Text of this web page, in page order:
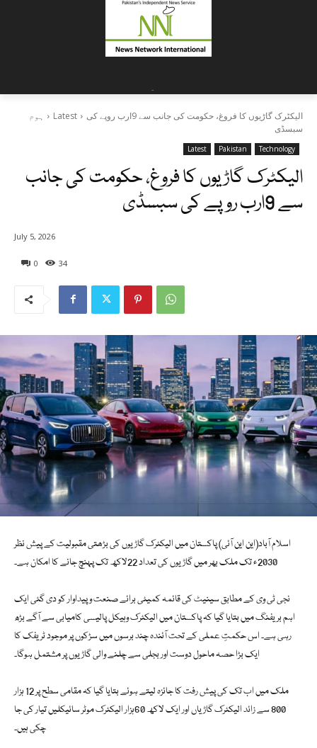
-
ہوم Latest
الیکٹرک گاڑیوں کا فروغ، حکومت کی جانب سے 9ارب روپے کی
سبسڈی
Latest Pakistan Technology
الیکٹرک گاڑیوں کا فروغ، حکومت کی جانب
سے 9ارب روپے کی سبسڈی
0 34
July 5, 2026
اسلام آباد(این این آئی) پاکستان میں الیکٹرک گاڑیوں کی بڑھتی مقبولیت کے پیش نظر
2030ء تک ملک بھر میں گاڑیوں کی تعداد 22لاکھ تک پہنچ جانے کا امکان ہے۔
نجی ٹی وی کے مطابق سینیٹ کی قائمہ کمیٹی برائے صنعت و پیداوار کو دی گئی ایک
اہم بریفنگ میں بتایا گیا کہ پاکستان میں الیکٹرک وہیکل پالیسی کامیابی سے آگے بڑھ
رہی ہے۔ اس حکمتِ عملی کے تحت آئندہ چند برسوں میں سڑکوں پر موجود ٹریفک کا
ایک بڑا حصہ ماحول دوست اور بجلی سے چلنے والی گاڑیوں پر مشتمل ہوگا۔
ملک میں اب تک کی پیش رفت کا جائزہ لیتے ہوئے بتایا گیا کہ مقامی سطح پر 12 ہزار
800 سے زائد الیکٹرک گاڑیاں اور ایک لاکھ 60ہزار الیکٹرک موٹر سائیکلیں تیار کی جا
چکی ہیں۔